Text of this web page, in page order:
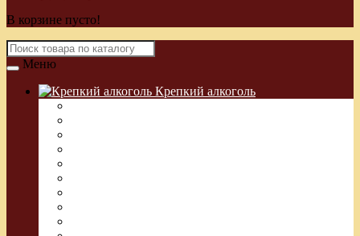
В корзине пусто!
Меню
Крепкий алкоголь